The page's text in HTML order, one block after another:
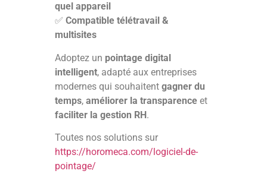
quel appareil
✅ Compatible télétravail &
multisites
Adoptez un pointage digital
intelligent, adapté aux entreprises
modernes qui souhaitent gagner du
temps, améliorer la transparence et
faciliter la gestion RH.
Toutes nos solutions sur
https://horomeca.com/logiciel-de-
pointage/